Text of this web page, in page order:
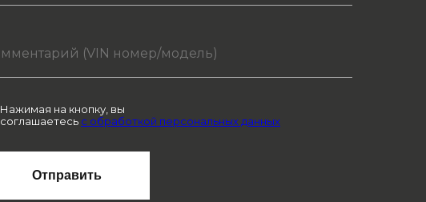
Нажимая на кнопку, вы
соглашаетесь с обработкой персональных данных
Отправить